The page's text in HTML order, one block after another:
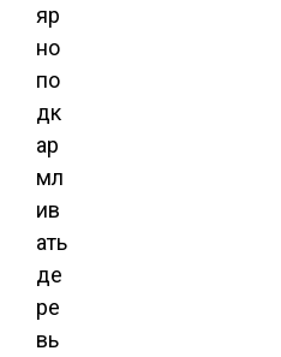
яр
но
по
дк
ар
мл
ив
ать
де
ре
вь